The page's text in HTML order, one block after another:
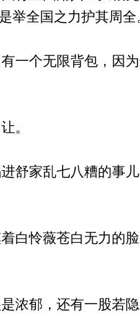
举全国之力护其周全
一个无限背包，因
。
舒家乱七八糟的事
白怜薇苍白无力的
浓郁，还有一股若